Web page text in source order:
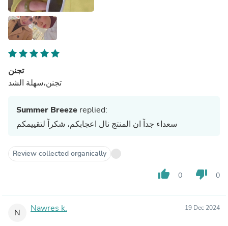
تجنن
تجنن،سهلة الشد
Summer Breeze replied:
سعداء جداً ان المنتج نال اعجابكم، شكراً لتقييمكم
Review collected organically
thumb_up 0 thumb_down 0
N Nawres k. 19 Dec 2024